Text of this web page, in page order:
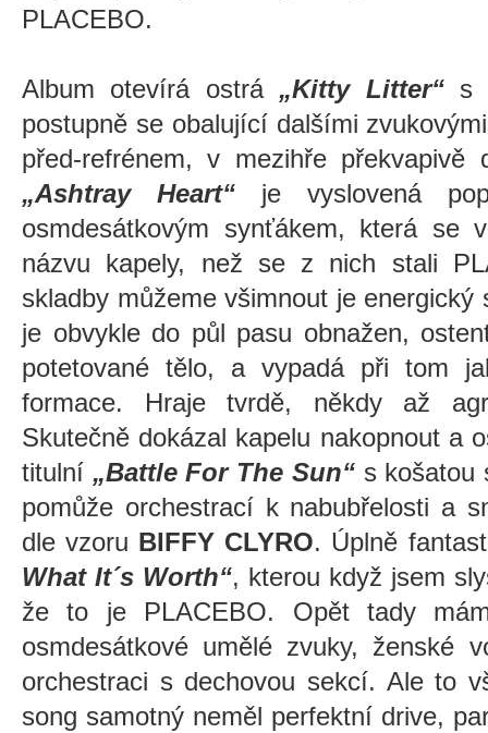
PLACEBO.
Album otevírá ostrá „Kitty Litter“s
postupně se obalující dalšími
před-refrénem, v mezihře překvapivě
„Ashtray Heart“ je vyslovená
osmdesátkovým synťákem, která se
názvu kapely, než se z nich stali
skladby můžeme všimnout je
je obvykle do půl pasu obnažen,
potetované tělo, a vypadá při tom
formace. Hraje tvrdě, někdy až
Skutečně dokázal kapelu nakopnout a
titulní „Battle For The Sun“s košatou
pomůže orchestrací k nabubřelosti a
dle vzoru BIFFY CLYRO. Úplně
What It´s Worth“, kterou když jsem
že to je PLACEBO. Opět tady
osmdesátkové umělé zvuky, ženské
orchestraci s dechovou sekcí. Ale to
song samotný neměl perfektní drive,